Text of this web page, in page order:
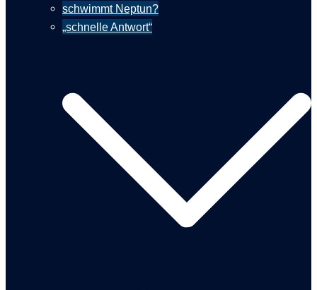
schwimmt Neptun?
„schnelle Antwort“